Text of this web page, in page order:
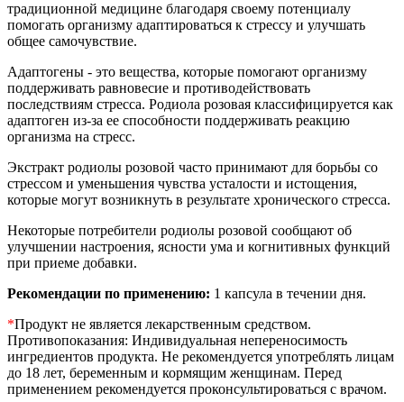
традиционной медицине благодаря своему потенциалу
помогать организму адаптироваться к стрессу и улучшать
общее самочувствие.
Адаптогены - это вещества, которые помогают организму
поддерживать равновесие и противодействовать
последствиям стресса. Родиола розовая классифицируется как
адаптоген из-за ее способности поддерживать реакцию
организма на стресс.
Экстракт родиолы розовой часто принимают для борьбы со
стрессом и уменьшения чувства усталости и истощения,
которые могут возникнуть в результате хронического стресса.
Некоторые потребители родиолы розовой сообщают об
улучшении настроения, ясности ума и когнитивных функций
при приеме добавки.
Рекомендации по применению: 1 капсула в течении дня.
*Продукт не является лекарственным средством.
Противопоказания: Индивидуальная непереносимость
ингредиентов продукта. Не рекомендуется употреблять лицам
до 18 лет, беременным и кормящим женщинам. Перед
применением рекомендуется проконсультироваться с врачом.